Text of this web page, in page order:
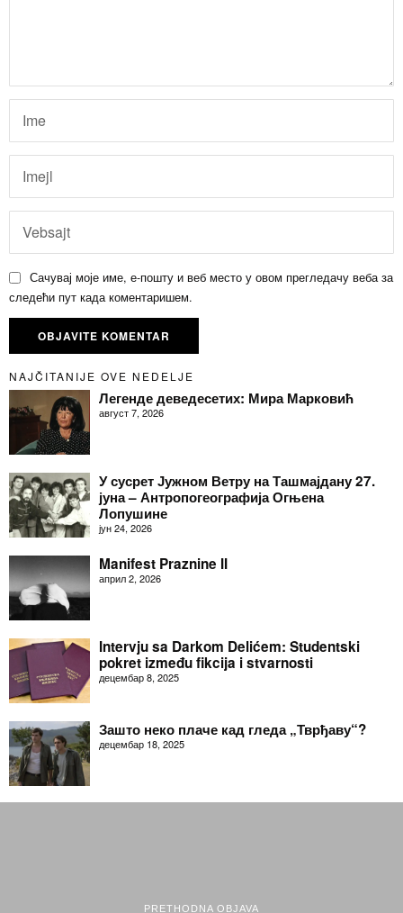
Сачувај моје име, е-пошту и веб место у овом прегледачу веба за
следећи пут када коментаришем.
NAJČITANIJE OVE NEDELJE
Легенде деведесетих: Мира Марковић
август 7, 2026
У сусрет Јужном Ветру на Ташмајдану 27.
јуна – Антропогеографија Огњена
Лопушине
јун 24, 2026
Manifest Praznine II
април 2, 2026
Intervju sa Darkom Delićem: Studentski
pokret između fikcija i stvarnosti
децембар 8, 2025
Зашто неко плаче кад гледа „Тврђаву“?
децембар 18, 2025
PRETHODNA OBJAVA